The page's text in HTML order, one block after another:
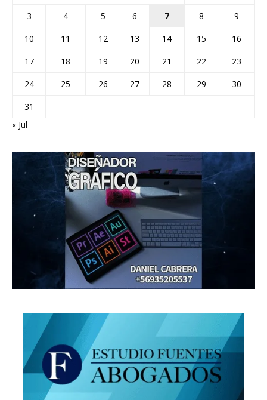
3
4 5 6 7 8
9
10
11 12 13 14 15
16
17
18 19 20 21 22
23
24
25 26 27 28 29
30
31
« Jul